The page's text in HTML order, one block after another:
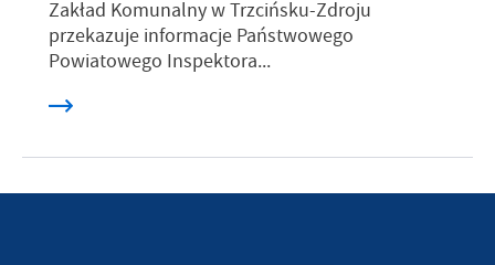
Zakład Komunalny w Trzcińsku-Zdroju
przekazuje informacje Państwowego
Powiatowego Inspektora...